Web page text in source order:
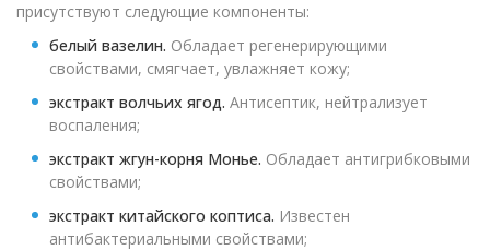
присутствуют следующие компоненты:
белый вазелин. Обладает регенерирующими
свойствами, смягчает, увлажняет кожу;
экстракт волчьих ягод. Антисептик, нейтрализует
воспаления;
экстракт жгун-корня Монье. Обладает антигрибковыми
свойствами;
экстракт китайского коптиса. Известен
антибактериальными свойствами;